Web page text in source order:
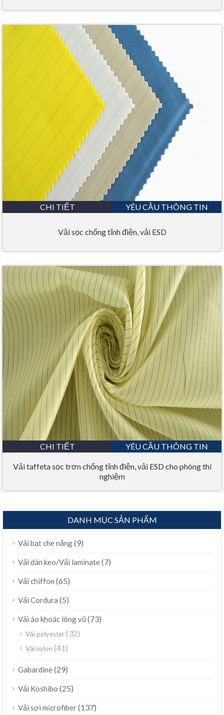
CHI TIẾT YÊU CẦU THÔNG TIN
Vải sọc chống tĩnh điện, vải ESD
CHI TIẾT YÊU CẦU THÔNG TIN
Vải taffeta sọc trơn chống tĩnh điện, vải ESD cho phòng thí
nghiệm
DANH MỤC SẢN PHẨM
Vải bạt che nắng(9)
Vải dán keo/Vải laminate(7)
Vải chiffon (65)
Vải Cordura (5)
Vải áo khoác lông vũ(73)
Vải polyester(32)
Vải nylon (41)
Gabardine(29)
Vải Koshibo (25)
Vải sợi microfiber(137)